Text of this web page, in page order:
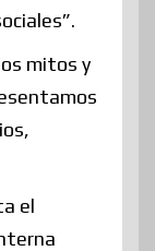
mitos y
el